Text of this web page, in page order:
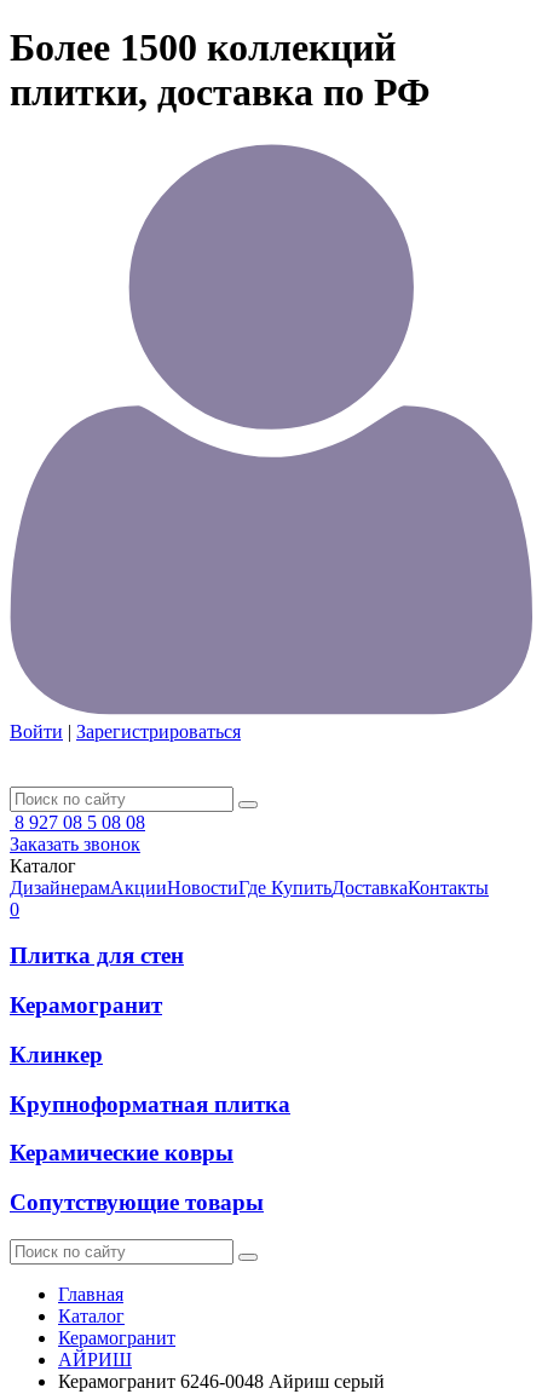
Более 1500 коллекций
плитки, доставка по РФ
Войти | Зарегистрироваться
8 927 08 5 08 08
Заказать звонок
Каталог
ДизайнерамАкцииНовостиГде КупитьДоставкаКонтакты
0
Плитка для стен
Керамогранит
Клинкер
Крупноформатная плитка
Керамические ковры
Сопутствующие товары
Главная
Каталог
Керамогранит
АЙРИШ
Керамогранит 6246-0048 Айриш серый